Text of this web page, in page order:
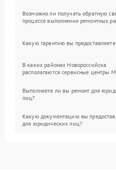
Возможно ли получать обратную
процессе выполнения ремонтных
Какую гарантию вы
В каких районах Новороссийска
располагаются сервисные центры
Выполняете ли вы ремонт для
лиц?
Какую документацию вы
для юридических лиц?